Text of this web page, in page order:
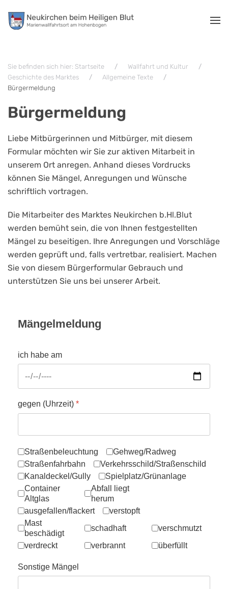
Zum Hauptinhalt springen
Sie befinden sich hier: Startseite
Wallfahrt und Kultur
Geschichte des Marktes
Allgemeine Texte
Bürgermeldung
Bürgermeldung
Liebe Mitbürgerinnen und Mitbürger, mit diesem
Formular möchten wir Sie zur aktiven Mitarbeit in
unserem Ort anregen. Anhand dieses Vordrucks
können Sie Mängel, Anregungen und Wünsche
schriftlich vortragen.
Die Mitarbeiter des Marktes Neukirchen b.Hl.Blut
werden bemüht sein, die von Ihnen festgestellten
Mängel zu beseitigen. Ihre Anregungen und Vorschläge
werden geprüft und, falls vertretbar, realisiert. Machen
Sie von diesem Bürgerformular Gebrauch und
unterstützen Sie uns bei unserer Arbeit.
Mängelmeldung
ich habe am
gegen (Uhrzeit) *
folgende Mängel festgestellt:
Straßenbeleuchtung
Gehweg/Radweg
Straßenfahrbahn
Verkehrsschild/Straßenschild
Kanaldeckel/Gully
Spielplatz/Grünanlage
Container
Altglas
Abfall liegt
herum
ausgefallen/flackert
verstopft
Mast
beschädigt
schadhaft
verschmutzt
verdreckt
verbrannt überfüllt
Sonstige Mängel